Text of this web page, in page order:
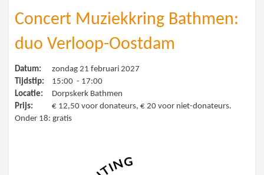
Concert Muziekkring Bathmen:
duo Verloop-Oostdam
Datum:
zondag 21 februari 2027
Tijdstip:
15:00 - 17:00
Locatie:
Dorpskerk Bathmen
Prijs:
€ 12,50 voor donateurs, € 20 voor niet-donateurs.
Onder 18: gratis